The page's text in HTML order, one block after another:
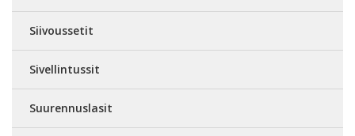
Siivoussetit
Sivellintussit
Suurennuslasit